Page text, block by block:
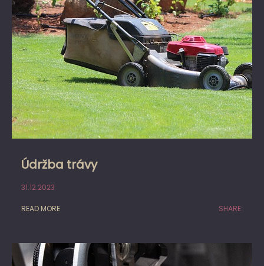
Údržba trávy
31.12.2023
READ MORE SHARE: